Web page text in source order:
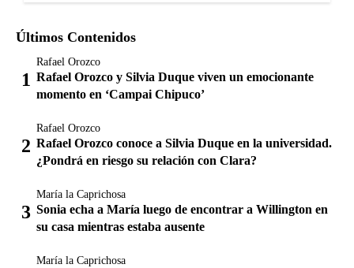
Últimos Contenidos
Rafael Orozco
Rafael Orozco y Silvia Duque viven un emocionante
momento en ‘Campai Chipuco’
Rafael Orozco
Rafael Orozco conoce a Silvia Duque en la universidad.
¿Pondrá en riesgo su relación con Clara?
María la Caprichosa
Sonia echa a María luego de encontrar a Willington en
su casa mientras estaba ausente
María la Caprichosa